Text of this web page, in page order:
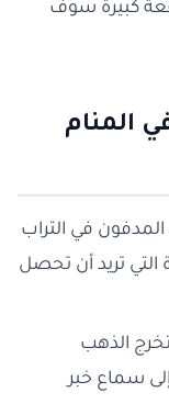
كبيرة سوف
المنام
في التراب
التي تريد أن تحصل
الذهب
سماع خبر